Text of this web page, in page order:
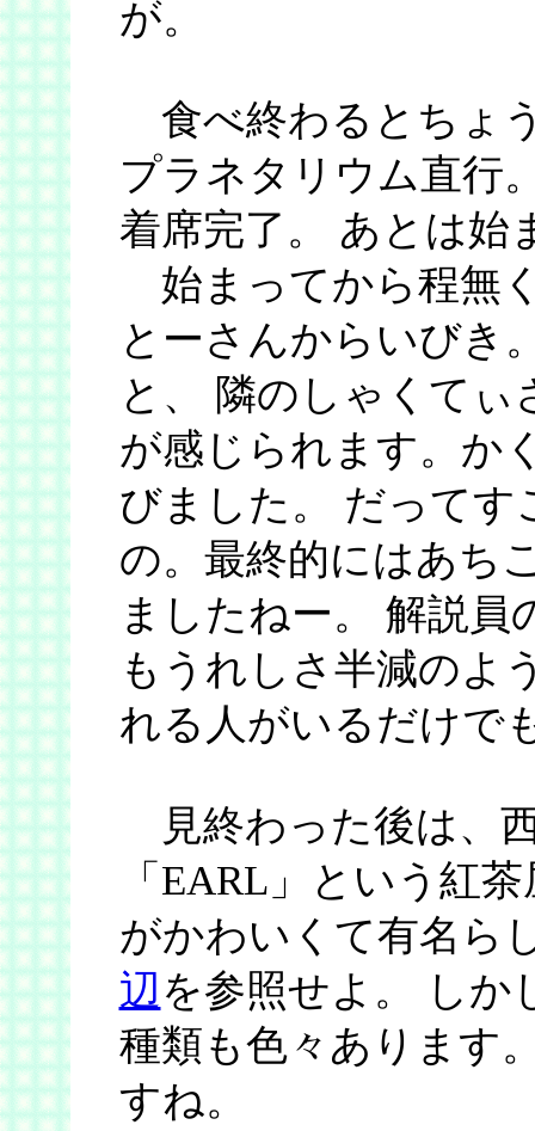
が。
食べ終わるとちょ
プラネタリウム直行
着席完了。 あとは始
始まってから程無
とーさんからいびき
と、 隣のしゃくて
が感じられます。か
びました。 だってす
の。最終的にはあち
ましたねー。 解説員
もうれしさ半減のよ
れる人がいるだけで
見終わった後は、
「EARL」という紅
がかわいくて有名ら
辺 を参照せよ。 しか
種類も色々あります
すね。